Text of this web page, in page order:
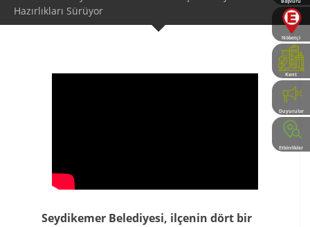
Rehberi
Nöbetçi
Eczaneler
Kent
Rehberi
Duyurular
Etkinlikler
Hazırlıkları Sürüyor
Seydikemer Belediyesi, ilçenin dört bir